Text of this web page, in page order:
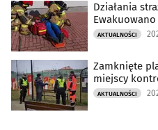
Działania
Ewakuowano
AKTUALNOŚCI
Zamknięte
miejscy
AKTUALNOŚCI